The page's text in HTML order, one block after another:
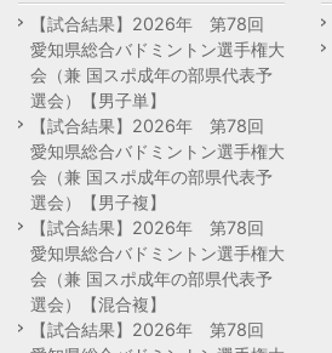
【試合結果】2026年 第78回
愛知県総合バドミントン選手権大
会（兼 国スポ成年の部県代表予
選会）【男子単】
【試合結果】2026年 第78回
愛知県総合バドミントン選手権大
会（兼 国スポ成年の部県代表予
選会）【男子複】
【試合結果】2026年 第78回
愛知県総合バドミントン選手権大
会（兼 国スポ成年の部県代表予
選会）【混合複】
【試合結果】2026年 第78回